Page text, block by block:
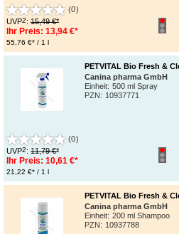
(0)
UVP2: 15,49 €*
Ihr Preis: 13,94 €*
55,76 €* / 1 l
PETVITAL Bio Fresh &
Canina pharma GmbH
Einheit: 500 ml Spray
PZN: 10937771
(0)
UVP2: 11,79 €*
Ihr Preis: 10,61 €*
21,22 €* / 1 l
PETVITAL Bio Fresh &
Canina pharma GmbH
Einheit: 200 ml Shampoo
PZN: 10937788